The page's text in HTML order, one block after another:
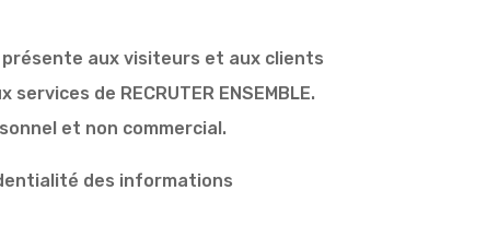
présente aux visiteurs et aux clients
de RECRUTER ENSEMBLE.
et non commercial.
des informations